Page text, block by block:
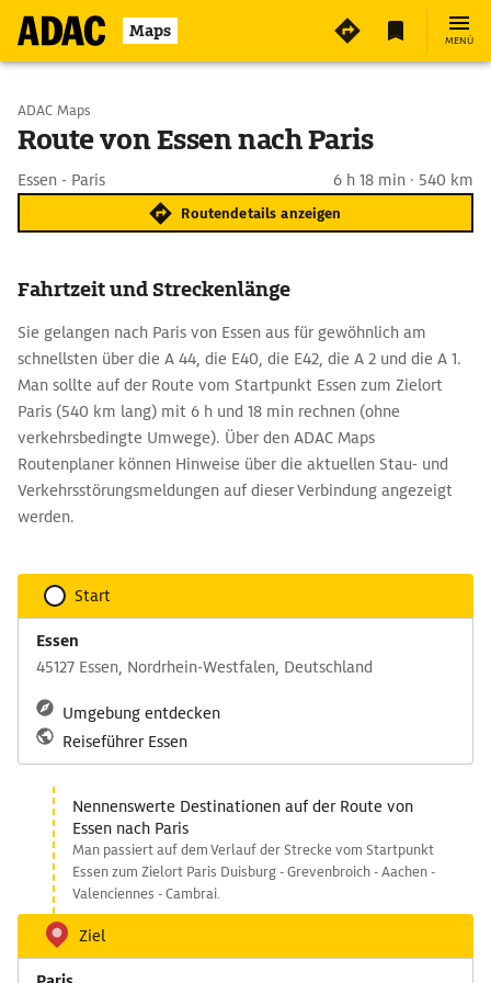
Maps MENÜ
Start wählen
ADAC Maps
Route von Essen nach Paris
Essen - Paris 6 h 18 min · 540 km
Routendetails anzeigen
Fahrtzeit und Streckenlänge
Sie gelangen nach Paris von Essen aus für gewöhnlich am
schnellsten über die A 44, die E40, die E42, die A 2 und die A 1.
Man sollte auf der Route vom Startpunkt Essen zum Zielort
Paris (540 km lang) mit 6 h und 18 min rechnen (ohne
verkehrsbedingte Umwege). Über den ADAC Maps
Routenplaner können Hinweise über die aktuellen Stau- und
Verkehrsstörungsmeldungen auf dieser Verbindung angezeigt
werden.
Start
Essen
45127 Essen, Nordrhein-Westfalen, Deutschland
Umgebung entdecken
Reiseführer Essen
Nennenswerte Destinationen auf der Route von
Essen nach Paris
Man passiert auf dem Verlauf der Strecke vom Startpunkt
Essen zum Zielort Paris Duisburg - Grevenbroich - Aachen -
Valenciennes - Cambrai.
Ziel